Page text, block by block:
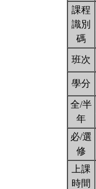
課程
識別
碼
班次
學分
全/半
年
必/選
修
上課
時間